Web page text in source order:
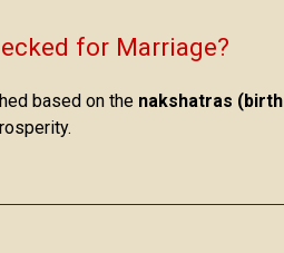
for Marriage?
based on the nakshatras